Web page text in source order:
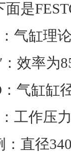
面是
气缸理
：效率为
气缸缸
工作压
：直径